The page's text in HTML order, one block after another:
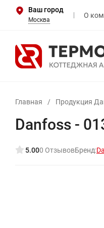
Ваш город
Москва
О
Главная / Продукция
Danfoss -
5.000 ОтзывовБренд: